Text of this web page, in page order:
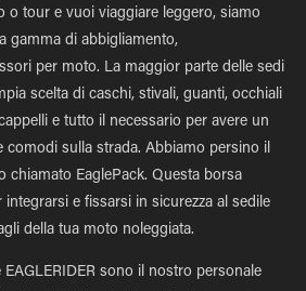
o tour e vuoi viaggiare leggero, siamo
gamma di abbigliamento,
per moto. La maggior parte delle sedi
scelta di caschi, stivali, guanti, occhiali
e tutto il necessario per avere un
comodi sulla strada. Abbiamo persino il
chiamato EaglePack. Questa borsa
e fissarsi in sicurezza al sedile
della tua moto noleggiata.
sono il nostro personale